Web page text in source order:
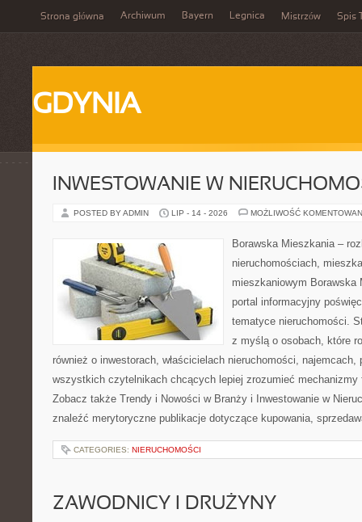
Strona główna Archiwum Bayern Legnica Mistrzów Spis
GDYNIA
INWESTOWANIE W
POSTED BY ADMIN LIP - 14 - 2026 MOŻLIWOŚĆ
Borawska Mieszkania –
nieruchomościach,
mieszkaniowym Borawska
portal informacyjny
tematyce nieruchomości.
z myślą o osobach, które
również o inwestorach, właścicielach nieruchomości, najemcach,
wszystkich czytelnikach chcących lepiej zrozumieć mechanizmy
Zobacz także Trendy i Nowości w Branży i Inwestowanie w
znaleźć merytoryczne publikacje dotyczące kupowania,
CATEGORIES: NIERUCHOMOŚCI
ZAWODNICY I DRUŻYNY